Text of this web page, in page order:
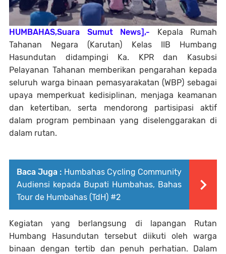
HUMBAHAS,Suara Sumut News],- Kepala Rumah
Tahanan Negara (Karutan) Kelas IIB Humbang
Hasundutan didampingi Ka. KPR dan Kasubsi
Pelayanan Tahanan memberikan pengarahan kepada
seluruh warga binaan pemasyarakatan (WBP) sebagai
upaya memperkuat kedisiplinan, menjaga keamanan
dan ketertiban, serta mendorong partisipasi aktif
dalam program pembinaan yang diselenggarakan di
dalam rutan.
Baca Juga : Humbahas Cycling Community
Audiensi kepada Bupati Humbahas, Bahas
Tour de Humbahas (TdH) #2
Kegiatan yang berlangsung di lapangan Rutan
Humbang Hasundutan tersebut diikuti oleh warga
binaan dengan tertib dan penuh perhatian. Dalam